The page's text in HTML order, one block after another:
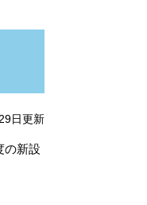
日更新
の新設